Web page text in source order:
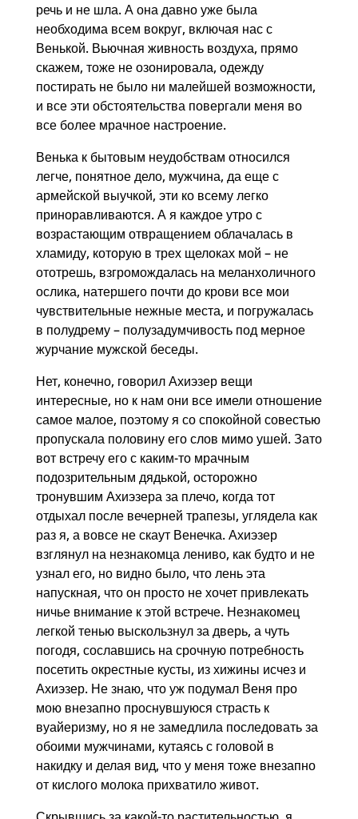
речь и не шла. А она давно уже была
необходима всем вокруг, включая нас с
Венькой. Вьючная живность воздуха, прямо
скажем, тоже не озонировала, одежду
постирать не было ни малейшей возможности,
и все эти обстоятельства повергали меня во
все более мрачное настроение.
Венька к бытовым неудобствам относился
легче, понятное дело, мужчина, да еще с
армейской выучкой, эти ко всему легко
приноравливаются. А я каждое утро с
возрастающим отвращением облачалась в
хламиду, которую в трех щелоках мой – не
ототрешь, взгромождалась на меланхоличного
ослика, натершего почти до крови все мои
чувствительные нежные места, и погружалась
в полудрему – полузадумчивость под мерное
журчание мужской беседы.
Нет, конечно, говорил Ахиэзер вещи
интересные, но к нам они все имели отношение
самое малое, поэтому я со спокойной совестью
пропускала половину его слов мимо ушей. Зато
вот встречу его с каким-то мрачным
подозрительным дядькой, осторожно
тронувшим Ахиэзера за плечо, когда тот
отдыхал после вечерней трапезы, углядела как
раз я, а вовсе не скаут Венечка. Ахиэзер
взглянул на незнакомца лениво, как будто и не
узнал его, но видно было, что лень эта
напускная, что он просто не хочет привлекать
ничье внимание к этой встрече. Незнакомец
легкой тенью выскользнул за дверь, а чуть
погодя, сославшись на срочную потребность
посетить окрестные кусты, из хижины исчез и
Ахиэзер. Не знаю, что уж подумал Веня про
мою внезапно проснувшуюся страсть к
вуайеризму, но я не замедлила последовать за
обоими мужчинами, кутаясь с головой в
накидку и делая вид, что у меня тоже внезапно
от кислого молока прихватило живот.